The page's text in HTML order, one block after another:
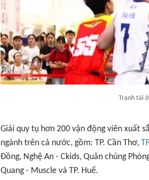
Tranh tài
Giải quy tụ hơn 200 vận động viên xuất
ngành trên cả nước, gồm: TP. Cần Thơ,
Đồng, Nghệ An - Ckids, Quân chủng
Quang - Muscle và TP. Huế.